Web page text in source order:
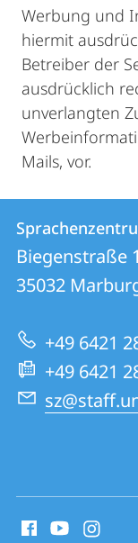
Werbung und
hiermit
Betreiber der
ausdrücklich
unverlangten
Mails, vor.
Kontakt
und
zur
Website
Biegenstraße
35032
+49 6421
+49 6421